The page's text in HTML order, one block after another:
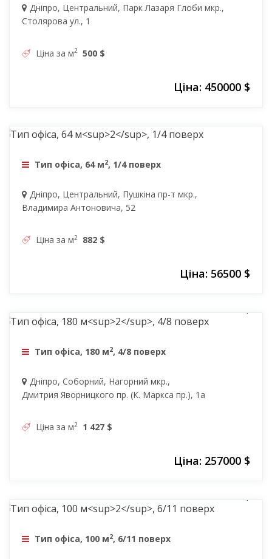
Ціна: 450000 $
Дніпро, Центральний, Парк Лазаря Глоби мкр.,
Столярова ул., 1
Ціна за м2 500 $
Ціна: 56500 $
Тип офіса, 64 м2, 1/4 поверх
Дніпро, Центральний, Пушкіна пр-т мкр.,
Владимира Антоновича, 52
Ціна за м2 882 $
Ціна: 257000 $
Тип офіса, 180 м2, 4/8 поверх
Дніпро, Соборний, Нагорний мкр.,
Дмитрия Яворницкого пр. (К. Маркса пр.), 1а
Ціна за м2 1 427 $
Тип офіса, 100 м2, 6/11 поверх